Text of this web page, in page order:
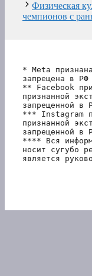
Физическая
чемпионов с
* Meta
запрещена в РФ
** Facebook
признанной
запрещенной в
*** Instagram
признанной
запрещенной в
**** Вся
носит сугубо
является